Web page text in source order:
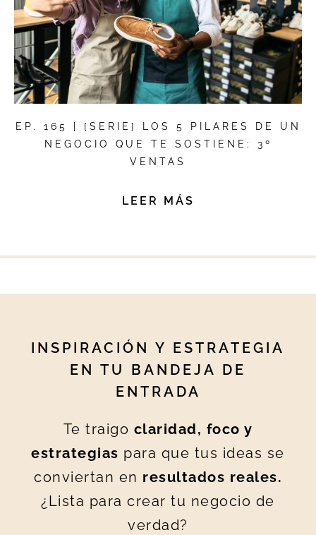
EP. 165 | [SERIE] LOS 5 PILARES DE UN
NEGOCIO QUE TE SOSTIENE: 3º
VENTAS
LEER MÁS
INSPIRACIÓN Y ESTRATEGIA
EN TU BANDEJA DE
ENTRADA
Te traigo claridad, foco y
estrategias para que tus ideas se
conviertan en resultados reales.
¿Lista para crear tu negocio de
verdad?